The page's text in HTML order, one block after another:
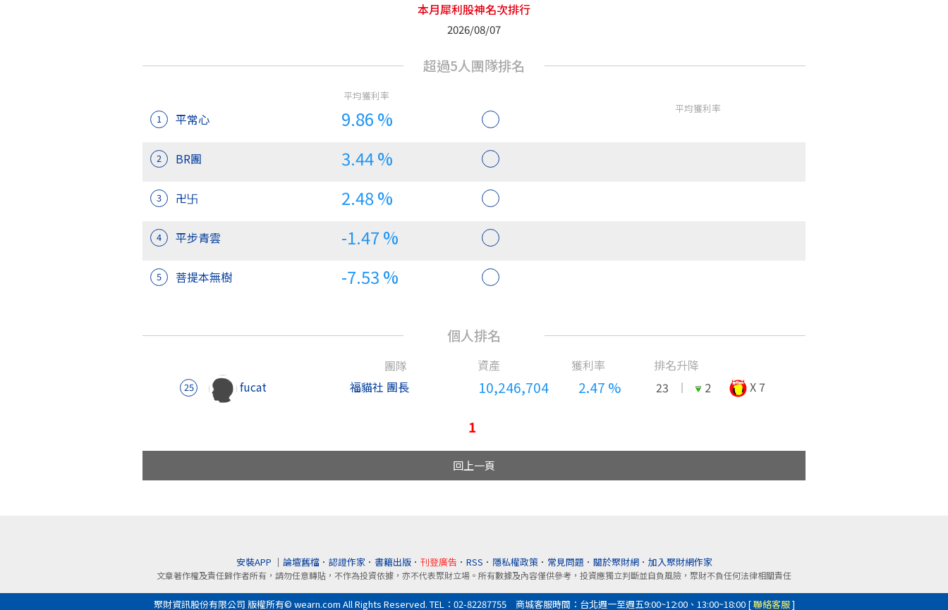
本月犀利股神名次排行
2026/08/07
1 平常心 9.86 %
2 BR團 3.44 %
3 卍卐 2.48 %
4 平步青雲 -1.47 %
5 菩提本無樹 -7.53 %
25 fucat 福貓社 團長 10,246,704 2.47 % 23 2 X 7
1
回上一頁
安裝APP ｜ 論壇舊檔． 認證作家 ． 書籍出版． 刊登廣告 ． RSS ． 隱私權政策． 常見問題 ． 關於聚財網． 加入聚財網作家
文章著作權及責任歸作者所有，請勿任意轉貼，不作為投資依據，亦不代表聚財立場。所有數據及內容僅供參考，投資應獨立判斷並自負風險，聚財不負任何法律相關責任
聚財資訊股份有限公司 版權所有© wearn.com All Rights Reserved. TEL：02-82287755 商城客服時間：台北週一至週五9:00~12:00、13:00~18:00 [聯絡客服]